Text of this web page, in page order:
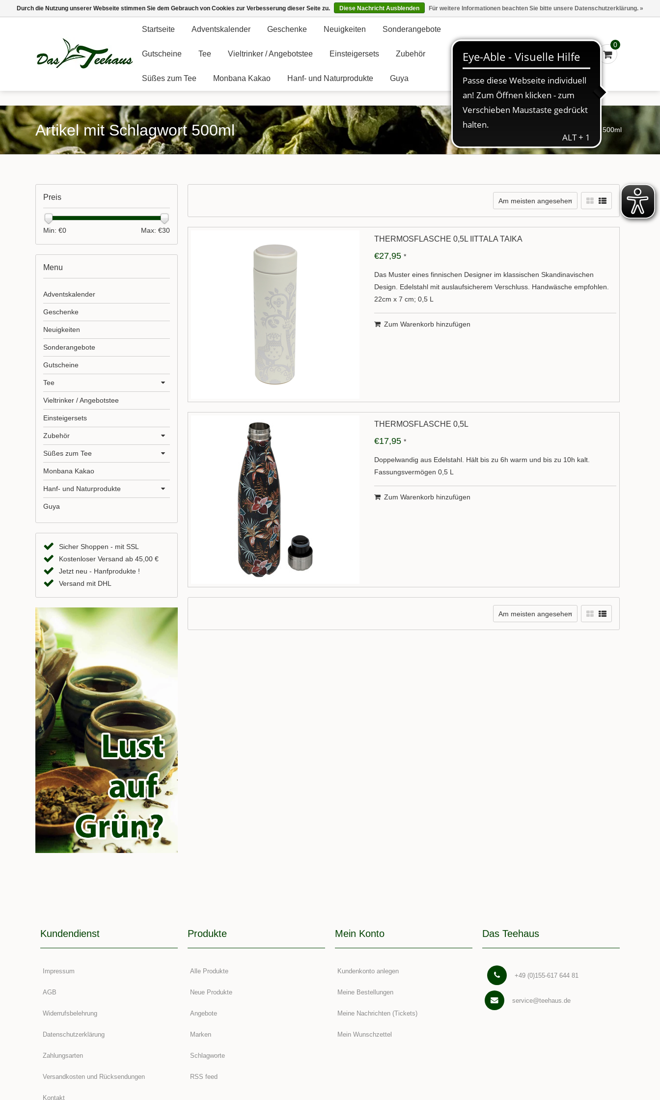
Marken Kasse - €0,00 Anmelden
Startseite Adventskalender Geschenke Neuigkeiten Sonderangebote
Gutscheine Tee Vieltrinker / Angebotstee Einsteigersets Zubehör
Süßes zum Tee Monbana Kakao Hanf- und Naturprodukte Guya
0
Artikel mit Schlagwort 500ml 500ml
Am meisten angesehen
THERMOSFLASCHE 0,5L IITTALA TAIKA
€27,95 *
Das Muster eines finnischen Designer im klassischen Skandinavischen
Design. Edelstahl mit auslaufsicherem Verschluss. Handwäsche empfohlen.
22cm x 7 cm; 0,5 L
Zum Warenkorb hinzufügen
THERMOSFLASCHE 0,5L
€17,95 *
Doppelwandig aus Edelstahl. Hält bis zu 6h warm und bis zu 10h kalt.
Fassungsvermögen 0,5 L
Zum Warenkorb hinzufügen
Am meisten angesehen
Preis
Min: €0 Max: €30
Menu
Adventskalender
Geschenke
Neuigkeiten
Sonderangebote
Gutscheine
Tee
Vieltrinker / Angebotstee
Einsteigersets
Zubehör
Süßes zum Tee
Monbana Kakao
Hanf- und Naturprodukte
Guya
Sicher Shoppen - mit SSL
Kostenloser Versand ab 45,00 €
Jetzt neu - Hanfprodukte !
Versand mit DHL
Kundendienst
Impressum
AGB
Widerrufsbelehrung
Datenschutzerklärung
Zahlungsarten
Versandkosten und Rücksendungen
Kontakt
Produkte
Alle Produkte
Neue Produkte
Angebote
Marken
Schlagworte
RSS feed
Mein Konto
Kundenkonto anlegen
Meine Bestellungen
Meine Nachrichten (Tickets)
Mein Wunschzettel
Das Teehaus
+49 (0)155-617 644 81
service@teehaus.de
Durch die Nutzung unserer Webseite stimmen Sie dem Gebrauch von Cookies zur Verbesserung dieser Seite zu. Diese Nachricht Ausblenden Für weitere Informationen beachten Sie bitte unsere Datenschutzerklärung. »